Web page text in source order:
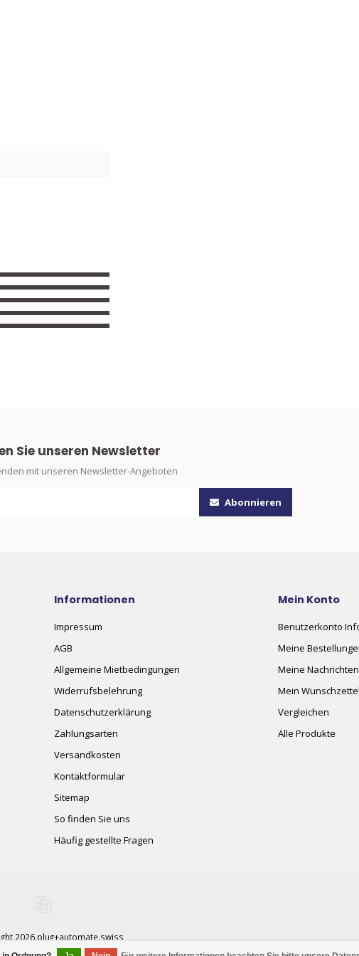
Sie unseren Newsletter
mit unseren Newsletter-Angeboten
Abonnieren
Informationen
Impressum
AGB
Allgemeine Mietbedingungen
Widerrufsbelehrung
Datenschutzerklärung
Zahlungsarten
Versandkosten
Kontaktformular
Sitemap
So finden Sie uns
Häufig gestellte Fragen
Mein Konto
Benutzerkonto
Meine
Meine
Mein Wunschzettel
Vergleichen
Alle Produkte
2026 plug+automate.swiss